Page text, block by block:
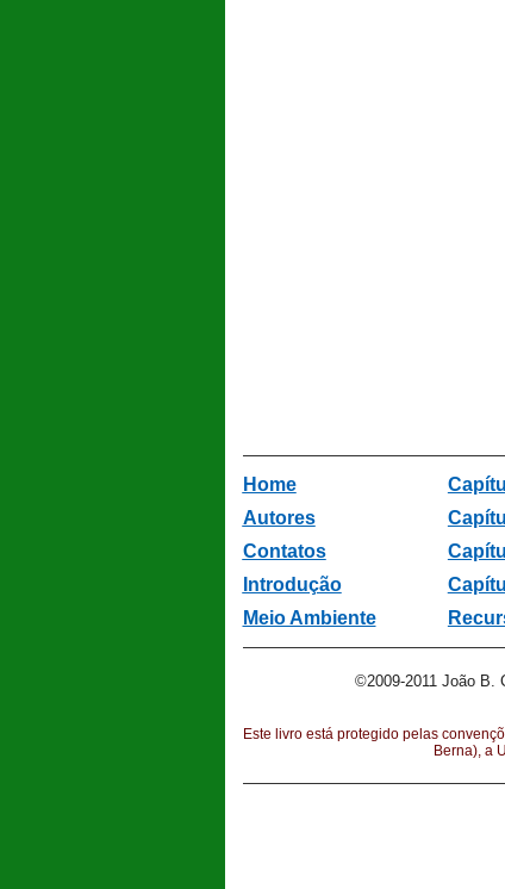
Home
Autores
Contatos
Introdução
Meio Ambiente
©2009-2011 João B.
Este livro está protegido pelas
Berna), a